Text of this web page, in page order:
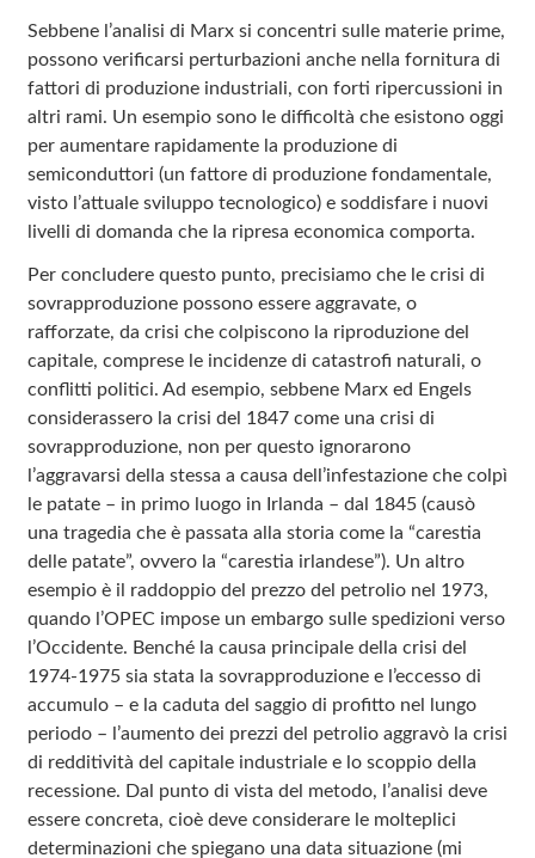
Sebbene l’analisi di Marx si concentri sulle materie prime,
possono verificarsi perturbazioni anche nella fornitura di
fattori di produzione industriali, con forti ripercussioni in
altri rami. Un esempio sono le difficoltà che esistono oggi
per aumentare rapidamente la produzione di
semiconduttori (un fattore di produzione fondamentale,
visto l’attuale sviluppo tecnologico) e soddisfare i nuovi
livelli di domanda che la ripresa economica comporta.
Per concludere questo punto, precisiamo che le crisi di
sovrapproduzione possono essere aggravate, o
rafforzate, da crisi che colpiscono la riproduzione del
capitale, comprese le incidenze di catastrofi naturali, o
conflitti politici. Ad esempio, sebbene Marx ed Engels
considerassero la crisi del 1847 come una crisi di
sovrapproduzione, non per questo ignorarono
l’aggravarsi della stessa a causa dell’infestazione che colpì
le patate – in primo luogo in Irlanda – dal 1845 (causò
una tragedia che è passata alla storia come la “carestia
delle patate”, ovvero la “carestia irlandese”). Un altro
esempio è il raddoppio del prezzo del petrolio nel 1973,
quando l’OPEC impose un embargo sulle spedizioni verso
l’Occidente. Benché la causa principale della crisi del
1974‑1975 sia stata la sovrapproduzione e l’eccesso di
accumulo – e la caduta del saggio di profitto nel lungo
periodo – l’aumento dei prezzi del petrolio aggravò la crisi
di redditività del capitale industriale e lo scoppio della
recessione. Dal punto di vista del metodo, l’analisi deve
essere concreta, cioè deve considerare le molteplici
determinazioni che spiegano una data situazione (mi